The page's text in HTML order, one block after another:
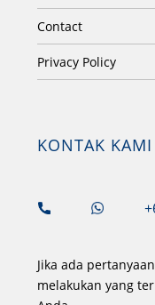
Contact
Privacy Policy
KONTAK KAMI
Jika ada
melakukan yang